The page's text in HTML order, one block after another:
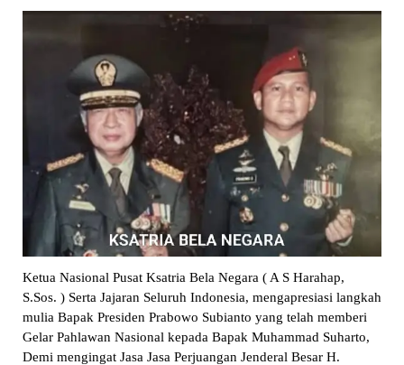
Ketua Nasional Pusat Ksatria Bela Negara ( A S Harahap,
S.Sos. ) Serta Jajaran Seluruh Indonesia, mengapresiasi langkah
mulia Bapak Presiden Prabowo Subianto yang telah memberi
Gelar Pahlawan Nasional kepada Bapak Muhammad Suharto,
Demi mengingat Jasa Jasa Perjuangan Jenderal Besar H.